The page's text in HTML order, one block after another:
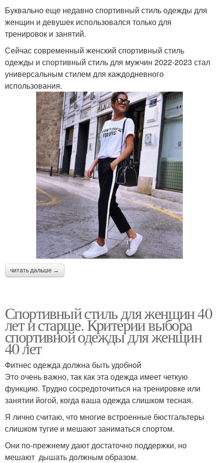
Буквально еще недавно спортивный стиль одежды для
женщин и девушек использовался только для
тренировок и занятий.
Сейчас современный женский спортивный стиль
одежды и спортивный стиль для мужчин 2022-2023 стал
универсальным стилем для каждодневного
использования.
читать дальше →
Спортивный стиль для женщин 40
лет и старше. Критерии выбора
спортивной одежды для женщин
40 лет
Фитнес одежда должна быть удобной
Это очень важно, так как эта одежда имеет четкую
функцию. Трудно сосредоточиться на тренировке или
занятии йогой, когда ваша одежда слишком тесная.
Я лично считаю, что многие встроенные бюстгальтеры
слишком тугие и мешают заниматься спортом.
Они по-прежнему дают достаточно поддержки, но
мешают дышать должным образом.